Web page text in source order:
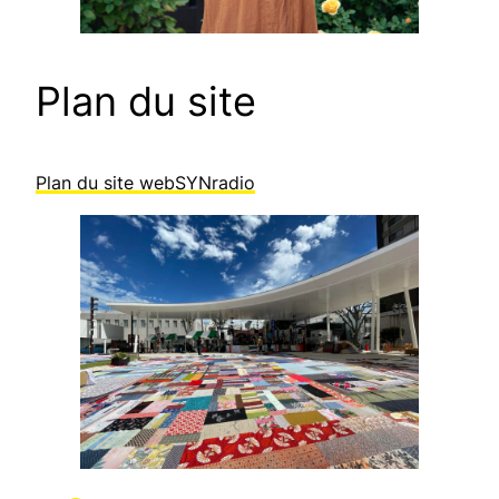
Plan du site
Plan du site webSYNradio